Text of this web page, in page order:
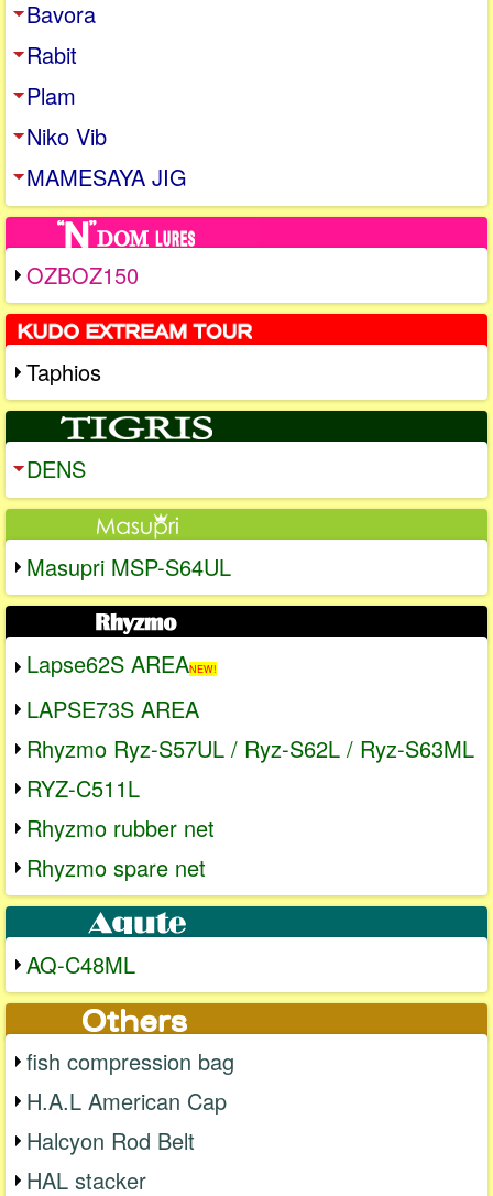
Bavora
Rabit
Plam
Niko Vib
MAMESAYA JIG
OZBOZ150
Taphios
DENS
Masupri MSP-S64UL
Lapse62S AREANEW!
LAPSE73S AREA
Rhyzmo Ryz-S57UL / Ryz-S62L / Ryz-S63ML
RYZ-C511L
Rhyzmo rubber net
Rhyzmo spare net
AQ-C48ML
fish compression bag
H.A.L American Cap
Halcyon Rod Belt
HAL stacker